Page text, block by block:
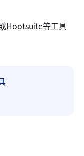
Hootsuite等工具